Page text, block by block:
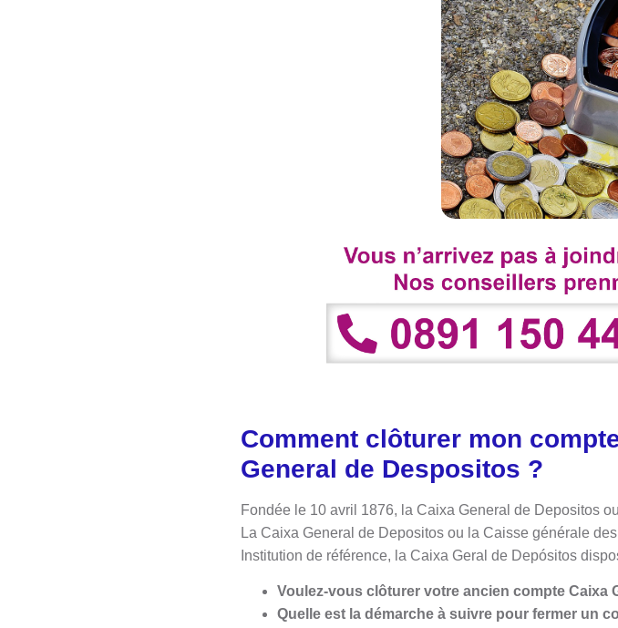
Comment clôturer mon
General de Despositos ?
Fondée le 10 avril 1876, la Caixa General de Depositos
La Caixa General de Depositos ou la Caisse générale
Institution de référence, la Caixa Geral de Depósitos
Voulez-vous clôturer votre ancien compte Caixa
Quelle est la démarche à suivre pour fermer un